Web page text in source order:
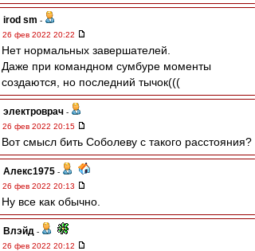
irod sm -
26 фев 2022 20:22
Нет нормальных завершателей.
Даже при командном сумбуре моменты
создаются, но последний тычок(((
электроврач -
26 фев 2022 20:15
Вот смысл бить Соболеву с такого расстояния?
Алекс1975 -
26 фев 2022 20:13
Ну все как обычно.
Влэйд -
26 фев 2022 20:12